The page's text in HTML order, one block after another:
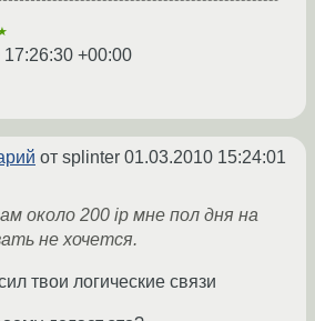
+00:00
от splinter 01.03.2010 15:24:01
около 200 ip мне пол дня на
не хочется.
твои логические связи